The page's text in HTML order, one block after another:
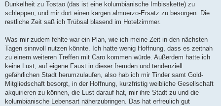
Dunkelheit zu Tostao (das ist eine kolumbianische Imbisskette) zu
schleppen, und mir dort einen kargen almuerzo-Ersatz zu besorgen. Die
restliche Zeit saß ich Trübsal blasend im Hotelzimmer.
Was mir zudem fehlte war ein Plan, wie ich meine Zeit in den nächsten
Tagen sinnvoll nutzen könnte. Ich hatte wenig Hoffnung, dass es zeitnah
zu einem weiteren Treffen mit Caro kommen würde. Außerdem hatte ich
keine Lust, auf eigene Faust in dieser fremden und tendenziell
gefährlichen Stadt herumzulaufen, also hab ich mir Tinder samt Gold-
Mitgliedschaft besorgt, in der Hoffnung, kurzfristig weibliche Gesellschaft
akquirieren zu können, die Lust darauf hat, mir ihre Stadt zu und die
kolumbianische Lebensart näherzubringen. Das hat erfreulich gut